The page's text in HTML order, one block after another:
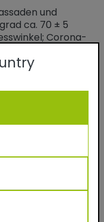
und
ca. 70 ± 5
Corona-
der
langlebige,
gewerblichen
gemäßigten
für